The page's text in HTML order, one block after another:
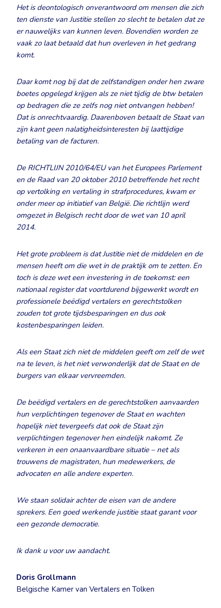
Het is deontologisch onverantwoord om mensen die zich
ten dienste van Justitie stellen zo slecht te betalen dat ze
er nauwelijks van kunnen leven. Bovendien worden ze
vaak zo laat betaald dat hun overleven in het gedrang
komt.
Daar komt nog bij dat de zelfstandigen onder hen zware
boetes opgelegd krijgen als ze niet tijdig de btw betalen
op bedragen die ze zelfs nog niet ontvangen hebben!
Dat is onrechtvaardig. Daarenboven betaalt de Staat van
zijn kant geen nalatigheidsinteresten bij laattijdige
betaling van de facturen.
De RICHTLIJN 2010/64/EU van het Europees Parlement
en de Raad van 20 oktober 2010 betreffende het recht
op vertolking en vertaling in strafprocedures, kwam er
onder meer op initiatief van België. Die richtlijn werd
omgezet in Belgisch recht door de wet van 10 april
2014.
Het grote probleem is dat Justitie niet de middelen en de
mensen heeft om die wet in de praktijk om te zetten. En
toch is deze wet een investering in de toekomst: een
nationaal register dat voortdurend bijgewerkt wordt en
professionele beëdigd vertalers en gerechtstolken
zouden tot grote tijdsbesparingen en dus ook
kostenbesparingen leiden.
Als een Staat zich niet de middelen geeft om zelf de wet
na te leven, is het niet verwonderlijk dat de Staat en de
burgers van elkaar vervreemden.
De beëdigd vertalers en de gerechtstolken aanvaarden
hun verplichtingen tegenover de Staat en wachten
hopelijk niet tevergeefs dat ook de Staat zijn
verplichtingen tegenover hen eindelijk nakomt. Ze
verkeren in een onaanvaardbare situatie – net als
trouwens de magistraten, hun medewerkers, de
advocaten en alle andere experten.
We staan solidair achter de eisen van de andere
sprekers. Een goed werkende justitie staat garant voor
een gezonde democratie.
Ik dank u voor uw aandacht.
Doris Grollmann
Belgische Kamer van Vertalers en Tolken